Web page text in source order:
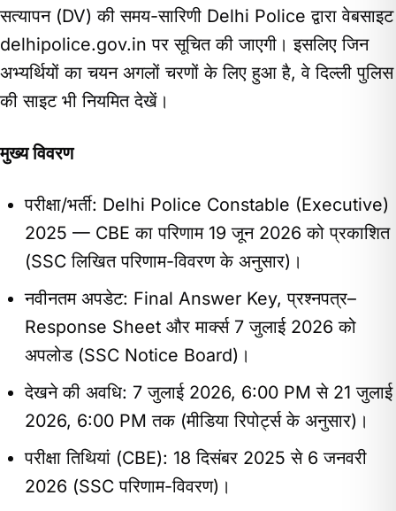
सत्यापन (DV) की समय-सारिणी Delhi Police द्वारा वेबसाइट
delhipolice.gov.in पर सूचित की जाएगी। इसलिए जिन
अभ्यर्थियों का चयन अगलों चरणों के लिए हुआ है, वे दिल्ली पुलिस
की साइट भी नियमित देखें।
मुख्य विवरण
परीक्षा/भर्ती: Delhi Police Constable (Executive)
2025 — CBE का परिणाम 19 जून 2026 को प्रकाशित
(SSC लिखित परिणाम-विवरण के अनुसार)।
नवीनतम अपडेट: Final Answer Key, प्रश्नपत्र–
Response Sheet और मार्क्स 7 जुलाई 2026 को
अपलोड (SSC Notice Board)।
देखने की अवधि: 7 जुलाई 2026, 6:00 PM से 21 जुलाई
2026, 6:00 PM तक (मीडिया रिपोर्ट्स के अनुसार)।
परीक्षा तिथियां (CBE): 18 दिसंबर 2025 से 6 जनवरी
2026 (SSC परिणाम-विवरण)।